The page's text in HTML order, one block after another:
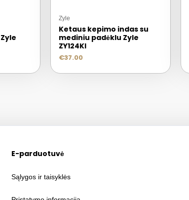
Zyle
Ketaus kepimo indas su
mediniu padėklu Zyle
ZY124KI
€37.00
E-parduotuvė
Sąlygos ir taisyklės